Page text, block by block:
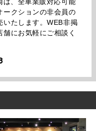
ークションの非会員の
いたします。WEB非掲
にお気軽にご相談く